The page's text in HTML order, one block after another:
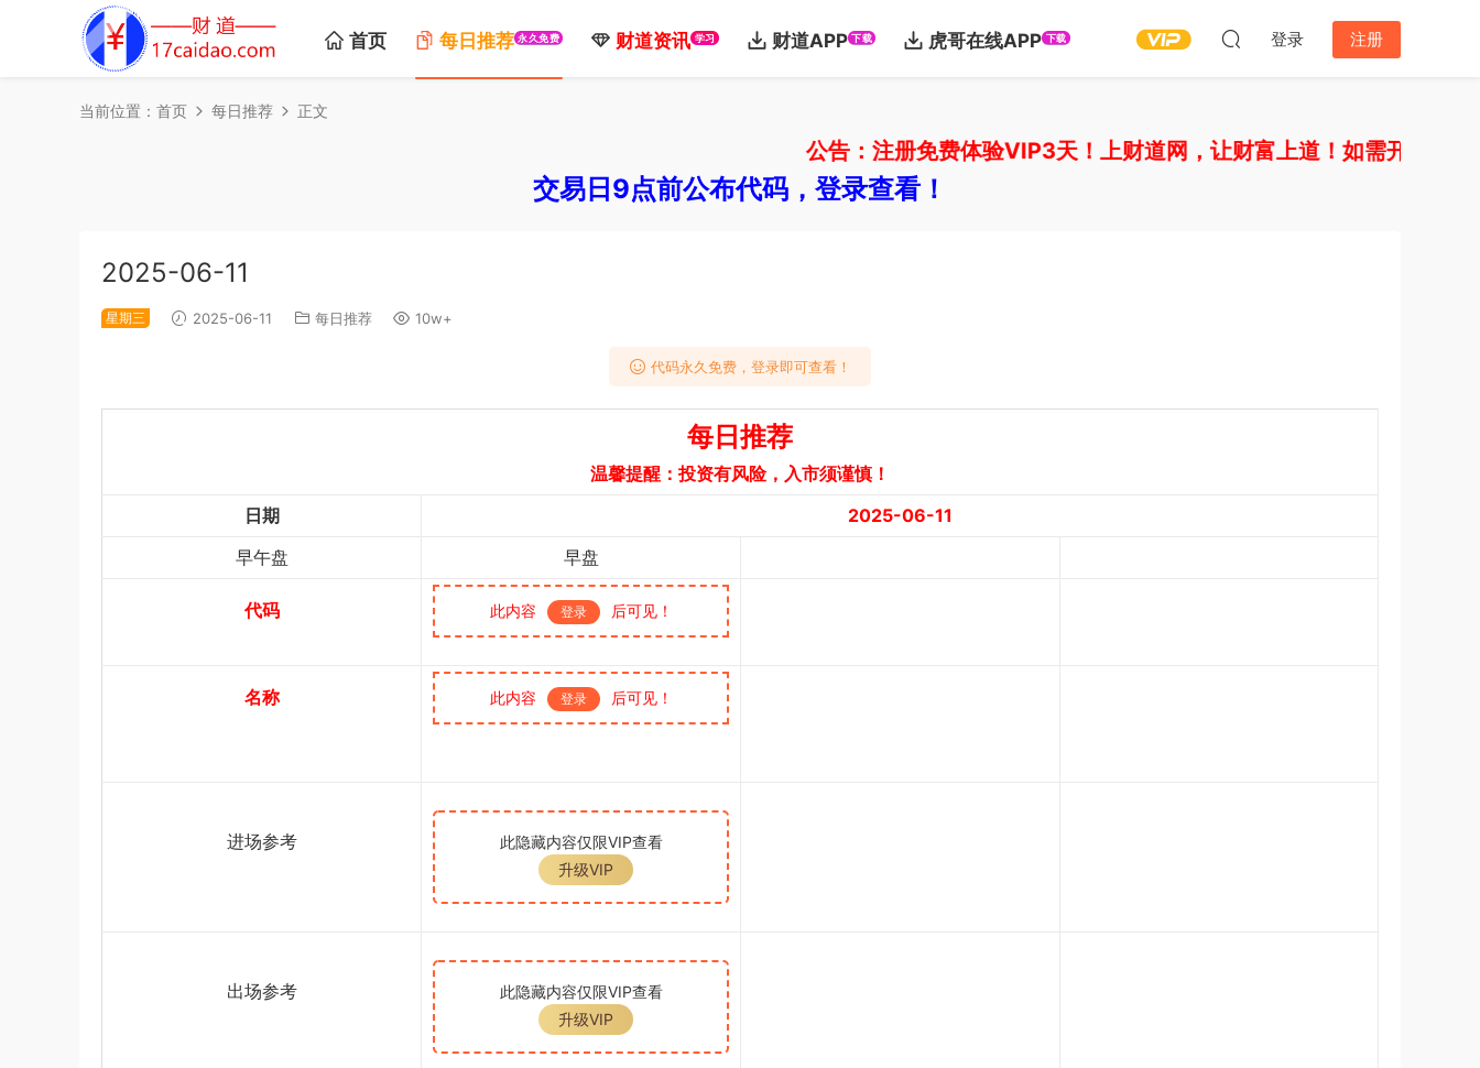
首页 每日推荐 永久免费 财道资讯 学习 财道APP 下载 虎哥在线APP 下载 登录 注册
当前位置： 首页 每日推荐 正文
公告：注册免费体验VIP3天！上财道网，让财富上道！如需开通其他
交易日9点前公布代码，登录查看！
2025-06-11
星期三 2025-06-11 每日推荐 10w+
代码永久免费，登录即可查看！
每日推荐
温馨提醒：投资有风险，入市须谨慎！
日期
2025-06-11
早午盘
早盘
代码 此内容 登录 后可见！
名称 此内容 登录 后可见！
进场参考
此隐藏内容仅限VIP查看
升级VIP
出场参考
此隐藏内容仅限VIP查看
升级VIP